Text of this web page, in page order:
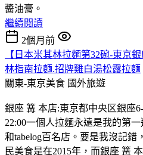
醬油膏。
繼續閱讀
2個月前
【日本米其林拉麵第32碗-東京
林指南拉麵.招牌雞白湯松露拉麵
關東-東京美食 國外旅遊
銀座 篝 本店:東京都中央区銀座
22:00一個人拉麵永遠是我的第
和tabelog百名店。要是我沒記錯
民美食是在2015年，而銀座 篝